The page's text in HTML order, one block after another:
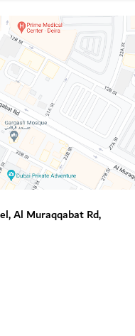
Al Muraqqabat Rd,